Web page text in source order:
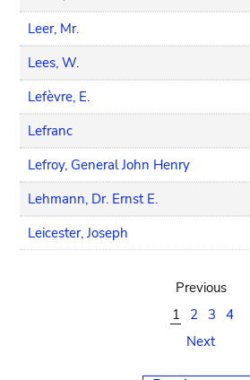
Leer, Mr.
Lees, W.
Lefèvre, E.
Lefranc
Lefroy, General John Henry
Lehmann, Dr. Ernst E.
Leicester, Joseph
Previous
1
2 3 4
Next